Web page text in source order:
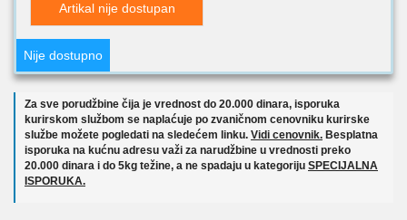
Artikal nije dostupan
Nije dostupno
Za sve porudžbine čija je vrednost do 20.000 dinara, isporuka
kurirskom službom se naplaćuje po zvaničnom cenovniku kurirske
službe možete pogledati na sledećem linku. Vidi cenovnik. Besplatna
isporuka na kućnu adresu važi za narudžbine u vrednosti preko
20.000 dinara i do 5kg težine, a ne spadaju u kategoriju SPECIJALNA
ISPORUKA.